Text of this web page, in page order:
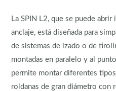
La SPIN L2, que se puede
anclaje, está diseñada para
de sistemas de izado o de
montadas en paralelo y al
permite montar diferentes
roldanas de gran diámetro con